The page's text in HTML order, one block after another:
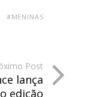
#MENINAS
Post
lança
edição